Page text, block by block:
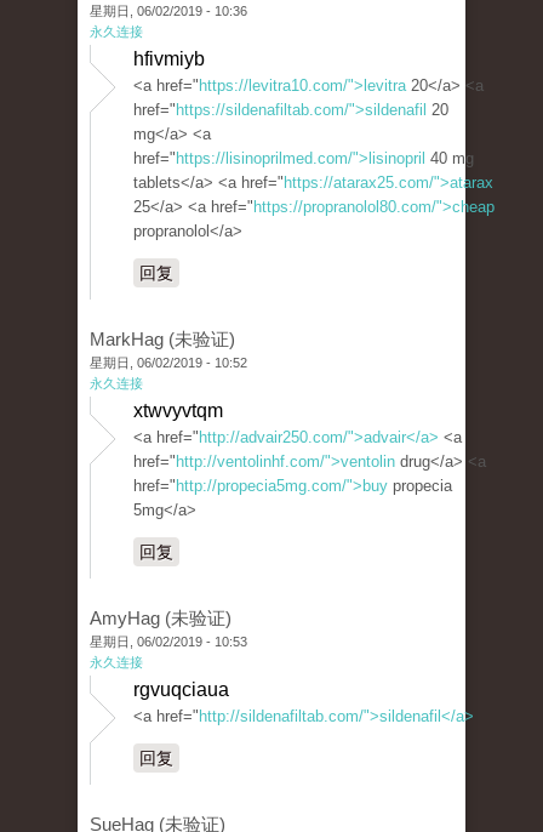
星期日, 06/02/2019 - 10:36
永久连接
hfivmiyb
<a href=" https://levitra10.com/">levitra20</a> <a
href=" https://sildenafiltab.com/">sildenafil 20
mg</a> <a
href=" https://lisinoprilmed.com/">lisinopril 40 mg
tablets</a> <a href=" https://atarax25.com/">atarax
25</a> <a href=" https://propranolol80.com/">cheap
propranolol</a>
回复
MarkHag (未验证)
星期日, 06/02/2019 - 10:52
永久连接
xtwvyvtqm
<a href=" http://advair250.com/">advair</a> <a
href=" http://ventolinhf.com/">ventolin drug</a> <a
href=" http://propecia5mg.com/">buy propecia
5mg</a>
回复
AmyHag (未验证)
星期日, 06/02/2019 - 10:53
永久连接
rgvuqciaua
<a href=" http://sildenafiltab.com/">sildenafil</a>
回复
SueHag (未验证)